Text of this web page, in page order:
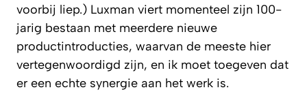
voorbij liep.) Luxman viert momenteel zijn 100-
jarig bestaan met meerdere nieuwe
productintroducties, waarvan de meeste hier
vertegenwoordigd zijn, en ik moet toegeven dat
er een echte synergie aan het werk is.